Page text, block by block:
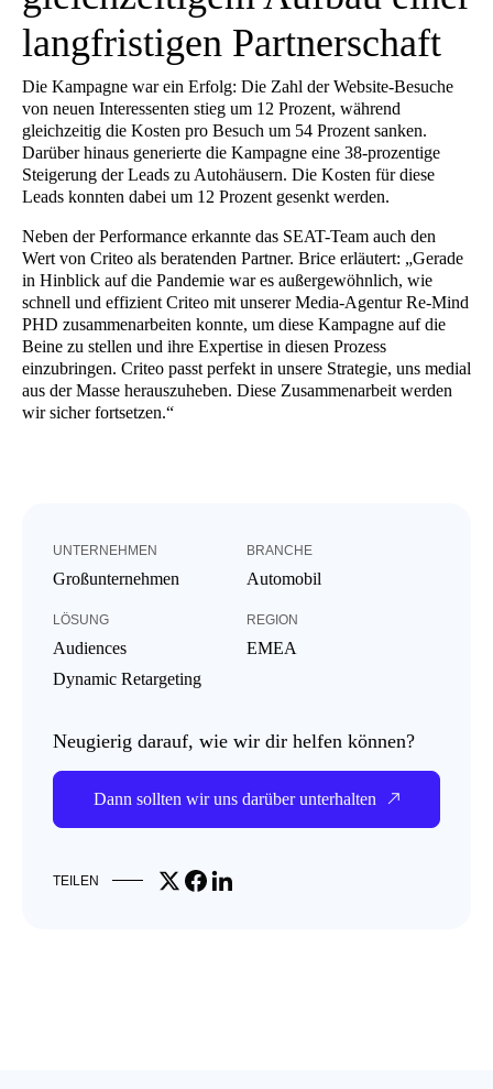
UNTERNEHMEN
Großunternehmen
BRANCHE
Automobil
LÖSUNG
Audiences
Dynamic Retargeting
REGION
EMEA
Neugierig darauf, wie wir dir helfen können?
Dann sollten wir uns darüber unterhalten
TEILEN Share on X
Share on Facebook
Share on LinkedIn
langfristigen Partnerschaft
Die Kampagne war ein Erfolg: Die Zahl der Website-Besuche
von neuen Interessenten stieg um 12 Prozent, während
gleichzeitig die Kosten pro Besuch um 54 Prozent sanken.
Darüber hinaus generierte die Kampagne eine 38-prozentige
Steigerung der Leads zu Autohäusern. Die Kosten für diese
Leads konnten dabei um 12 Prozent gesenkt werden.
Neben der Performance erkannte das SEAT-Team auch den
Wert von Criteo als beratenden Partner. Brice erläutert: „Gerade
in Hinblick auf die Pandemie war es außergewöhnlich, wie
schnell und effizient Criteo mit unserer Media-Agentur Re-Mind
PHD zusammenarbeiten konnte, um diese Kampagne auf die
Beine zu stellen und ihre Expertise in diesen Prozess
einzubringen. Criteo passt perfekt in unsere Strategie, uns medial
aus der Masse herauszuheben. Diese Zusammenarbeit werden
wir sicher fortsetzen.“